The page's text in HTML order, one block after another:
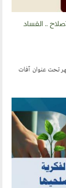
.. الفساد
تحت عنوان آفات